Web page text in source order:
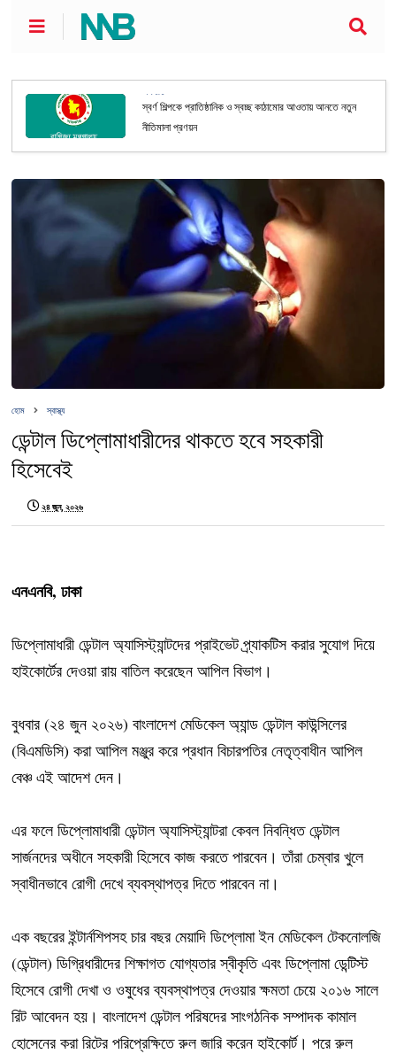
স্বর্ণ শিল্পকে প্রাতিষ্ঠানিক ও স্বচ্ছ কাঠামোর আওতায় আনতে নতুন
নীতিমালা প্রণয়ন
হোম স্বাস্থ্য
ডেন্টাল ডিপ্লোমাধারীদের থাকতে হবে সহকারী
হিসেবেই
২৪ জুন, ২০২৬
এনএনবি, ঢাকা
ডিপ্লোমাধারী ডেন্টাল অ্যাসিস্ট্যান্টদের প্রাইভেট প্র্যাকটিস করার সুযোগ দিয়ে
হাইকোর্টের দেওয়া রায় বাতিল করেছেন আপিল বিভাগ।
বুধবার (২৪ জুন ২০২৬) বাংলাদেশ মেডিকেল অ্যান্ড ডেন্টাল কাউন্সিলের
(বিএমডিসি) করা আপিল মঞ্জুর করে প্রধান বিচারপতির নেতৃত্বাধীন আপিল
বেঞ্চ এই আদেশ দেন।
এর ফলে ডিপ্লোমাধারী ডেন্টাল অ্যাসিস্ট্যান্টরা কেবল নিবন্ধিত ডেন্টাল
সার্জনদের অধীনে সহকারী হিসেবে কাজ করতে পারবেন। তাঁরা চেম্বার খুলে
স্বাধীনভাবে রোগী দেখে ব্যবস্থাপত্র দিতে পারবেন না।
এক বছরের ইন্টার্নশিপসহ চার বছর মেয়াদি ডিপ্লোমা ইন মেডিকেল টেকনোলজি
(ডেন্টাল) ডিগ্রিধারীদের শিক্ষাগত যোগ্যতার স্বীকৃতি এবং ডিপ্লোমা ডেন্টিস্ট
হিসেবে রোগী দেখা ও ওষুধের ব্যবস্থাপত্র দেওয়ার ক্ষমতা চেয়ে ২০১৬ সালে
রিট আবেদন হয়। বাংলাদেশ ডেন্টাল পরিষদের সাংগঠনিক সম্পাদক কামাল
হোসেনের করা রিটের পরিপ্রেক্ষিতে রুল জারি করেন হাইকোর্ট। পরে রুল